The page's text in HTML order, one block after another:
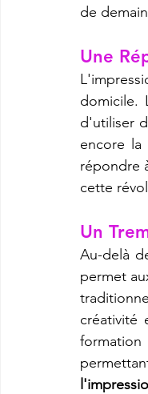
de
Une
domicile.
d'utiliser
encore la
répondre
cette
Un
Au-delà
permet
créativité